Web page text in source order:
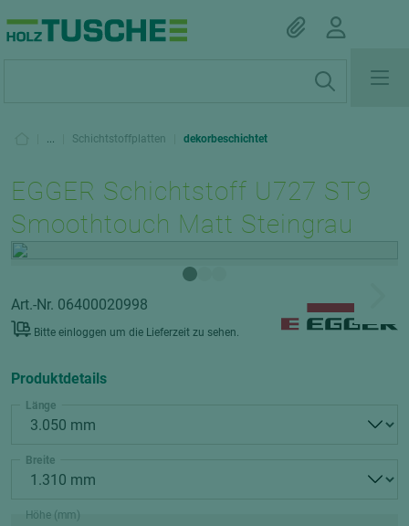
... Schichtstoffplatten dekorbeschichtet
EGGER Schichtstoff U727 ST9
Smoothtouch Matt Steingrau
Art.-Nr. 06400020998
Bitte einloggen um die Lieferzeit zu sehen.
Produktdetails
Länge
Breite
Höhe (mm)